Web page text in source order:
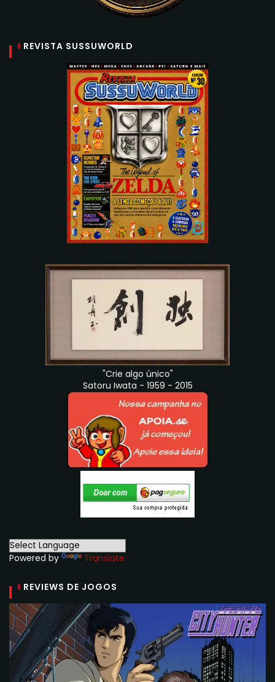
REVISTA SUSSUWORLD
"Crie algo único"
Satoru Iwata - 1959 - 2015
Powered by Translate
REVIEWS DE JOGOS